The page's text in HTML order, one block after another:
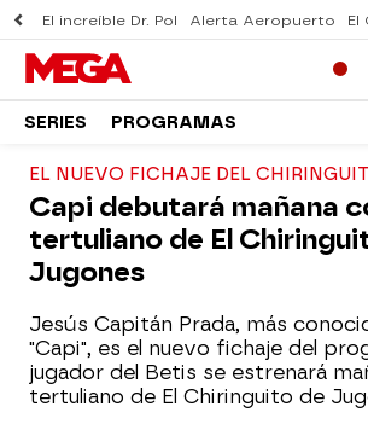
El increíble Dr. Pol Alerta Aeropuerto El
SERIES PROGRAMAS
EL NUEVO FICHAJE DEL
Capi debutará mañana
tertuliano de El
Jugones
Jesús Capitán Prada, más
"Capi", es el nuevo fichaje del
jugador del Betis se estrenará
tertuliano de El Chiringuito de